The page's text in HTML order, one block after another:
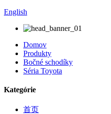
English
Domov
Produkty
Bočné schodíky
Séria Toyota
Kategórie
首页